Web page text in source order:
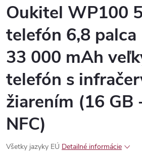
Oukitel WP100
telefón 6,8 palca
33 000 mAh
telefón s
žiarením (16 GB
NFC)
Všetky jazyky EÚ Detailné informácie